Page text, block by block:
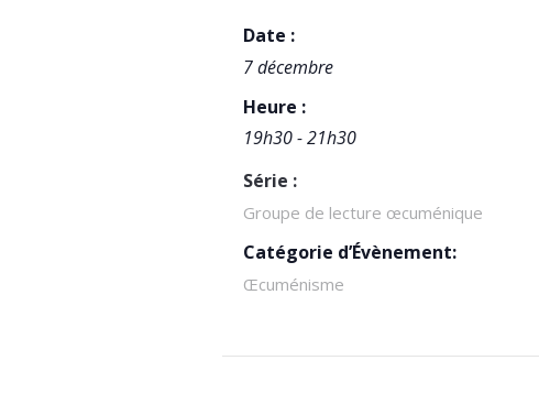
Date :
7 décembre
Heure :
19h30 - 21h30
Série :
Groupe de lecture œcuménique
Catégorie d’Évènement:
Œcuménisme